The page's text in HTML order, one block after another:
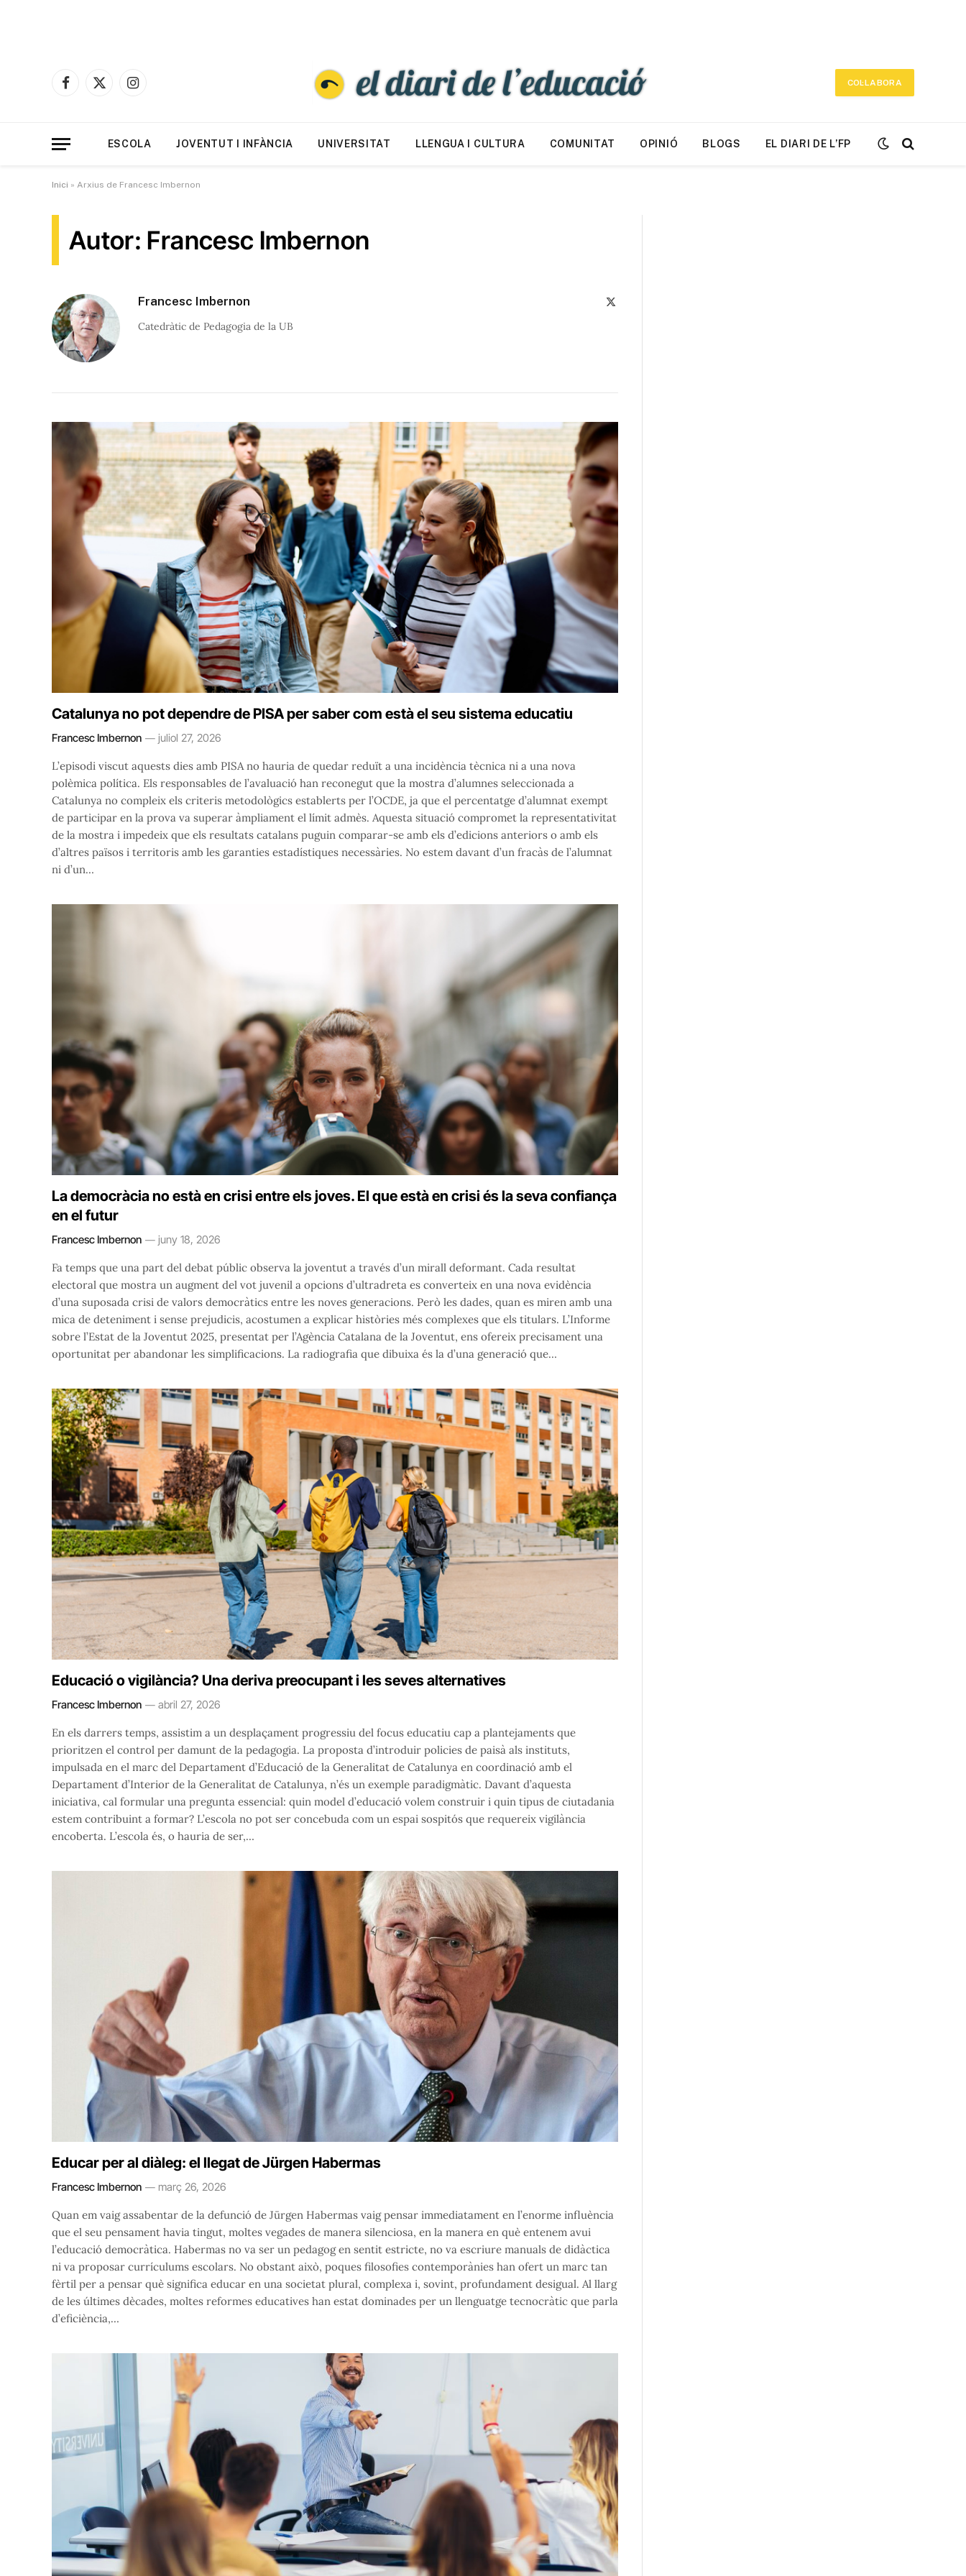
Facebook
X
Instagram
COL·LABORA
ESCOLA JOVENTUT I INFÀNCIA UNIVERSITAT LLENGUA I CULTURA COMUNITAT OPINIÓ BLOGS EL DIARI DE L’FP
Inici » Arxius de Francesc Imbernon
Autor: Francesc Imbernon
Francesc Imbernon
Catedràtic de Pedagogia de la UB
Catalunya no pot dependre de PISA per saber com està el seu sistema educatiu
Francesc Imbernon juliol 27, 2026
L’episodi viscut aquests dies amb PISA no hauria de quedar reduït a una incidència tècnica ni a una nova
polèmica política. Els responsables de l’avaluació han reconegut que la mostra d’alumnes seleccionada a
Catalunya no compleix els criteris metodològics establerts per l’OCDE, ja que el percentatge d’alumnat exempt
de participar en la prova va superar àmpliament el límit admès. Aquesta situació compromet la representativitat
de la mostra i impedeix que els resultats catalans puguin comparar-se amb els d’edicions anteriors o amb els
d’altres països i territoris amb les garanties estadístiques necessàries. No estem davant d’un fracàs de l’alumnat
ni d’un…
La democràcia no està en crisi entre els joves. El que està en crisi és la seva confiança
en el futur
Francesc Imbernon juny 18, 2026
Fa temps que una part del debat públic observa la joventut a través d’un mirall deformant. Cada resultat
electoral que mostra un augment del vot juvenil a opcions d’ultradreta es converteix en una nova evidència
d’una suposada crisi de valors democràtics entre les noves generacions. Però les dades, quan es miren amb una
mica de deteniment i sense prejudicis, acostumen a explicar històries més complexes que els titulars. L’Informe
sobre l’Estat de la Joventut 2025, presentat per l’Agència Catalana de la Joventut, ens ofereix precisament una
oportunitat per abandonar les simplificacions. La radiografia que dibuixa és la d’una generació que…
Educació o vigilància? Una deriva preocupant i les seves alternatives
Francesc Imbernon abril 27, 2026
En els darrers temps, assistim a un desplaçament progressiu del focus educatiu cap a plantejaments que
prioritzen el control per damunt de la pedagogia. La proposta d’introduir policies de paisà als instituts,
impulsada en el marc del Departament d’Educació de la Generalitat de Catalunya en coordinació amb el
Departament d’Interior de la Generalitat de Catalunya, n’és un exemple paradigmàtic. Davant d’aquesta
iniciativa, cal formular una pregunta essencial: quin model d’educació volem construir i quin tipus de ciutadania
estem contribuint a formar? L’escola no pot ser concebuda com un espai sospitós que requereix vigilància
encoberta. L’escola és, o hauria de ser,…
Educar per al diàleg: el llegat de Jürgen Habermas
Francesc Imbernon març 26, 2026
Quan em vaig assabentar de la defunció de Jürgen Habermas vaig pensar immediatament en l’enorme influència
que el seu pensament havia tingut, moltes vegades de manera silenciosa, en la manera en què entenem avui
l’educació democràtica. Habermas no va ser un pedagog en sentit estricte, no va escriure manuals de didàctica
ni va proposar currículums escolars. No obstant això, poques filosofies contemporànies han ofert un marc tan
fèrtil per a pensar què significa educar en una societat plural, complexa i, sovint, profundament desigual. Al llarg
de les últimes dècades, moltes reformes educatives han estat dominades per un llenguatge tecnocràtic que parla
d’eficiència,…